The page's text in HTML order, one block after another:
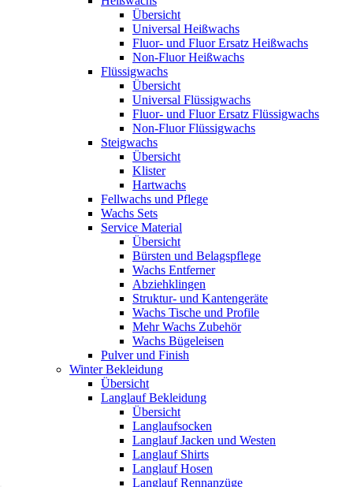
Übersicht
Universal Heißwachs
Fluor- und Fluor Ersatz Heißwachs
Non-Fluor Heißwachs
Flüssigwachs
Übersicht
Universal Flüssigwachs
Fluor- und Fluor Ersatz Flüssigwachs
Non-Fluor Flüssigwachs
Steigwachs
Übersicht
Klister
Hartwachs
Fellwachs und Pflege
Wachs Sets
Service Material
Übersicht
Bürsten und Belagspflege
Wachs Entferner
Abziehklingen
Struktur- und Kantengeräte
Wachs Tische und Profile
Mehr Wachs Zubehör
Wachs Bügeleisen
Pulver und Finish
Winter Bekleidung
Übersicht
Langlauf Bekleidung
Übersicht
Langlaufsocken
Langlauf Jacken und Westen
Langlauf Shirts
Langlauf Hosen
Langlauf Rennanzüge